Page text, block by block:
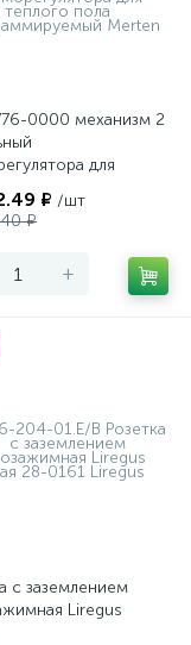
0000 механизм 2
для
Merten
₽ /шт
₽
+
с заземлением
Liregus